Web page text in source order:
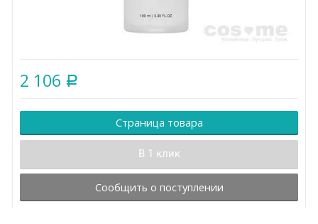
2 106 Р
Страница товара
В 1 клик
Сообщить о поступлении